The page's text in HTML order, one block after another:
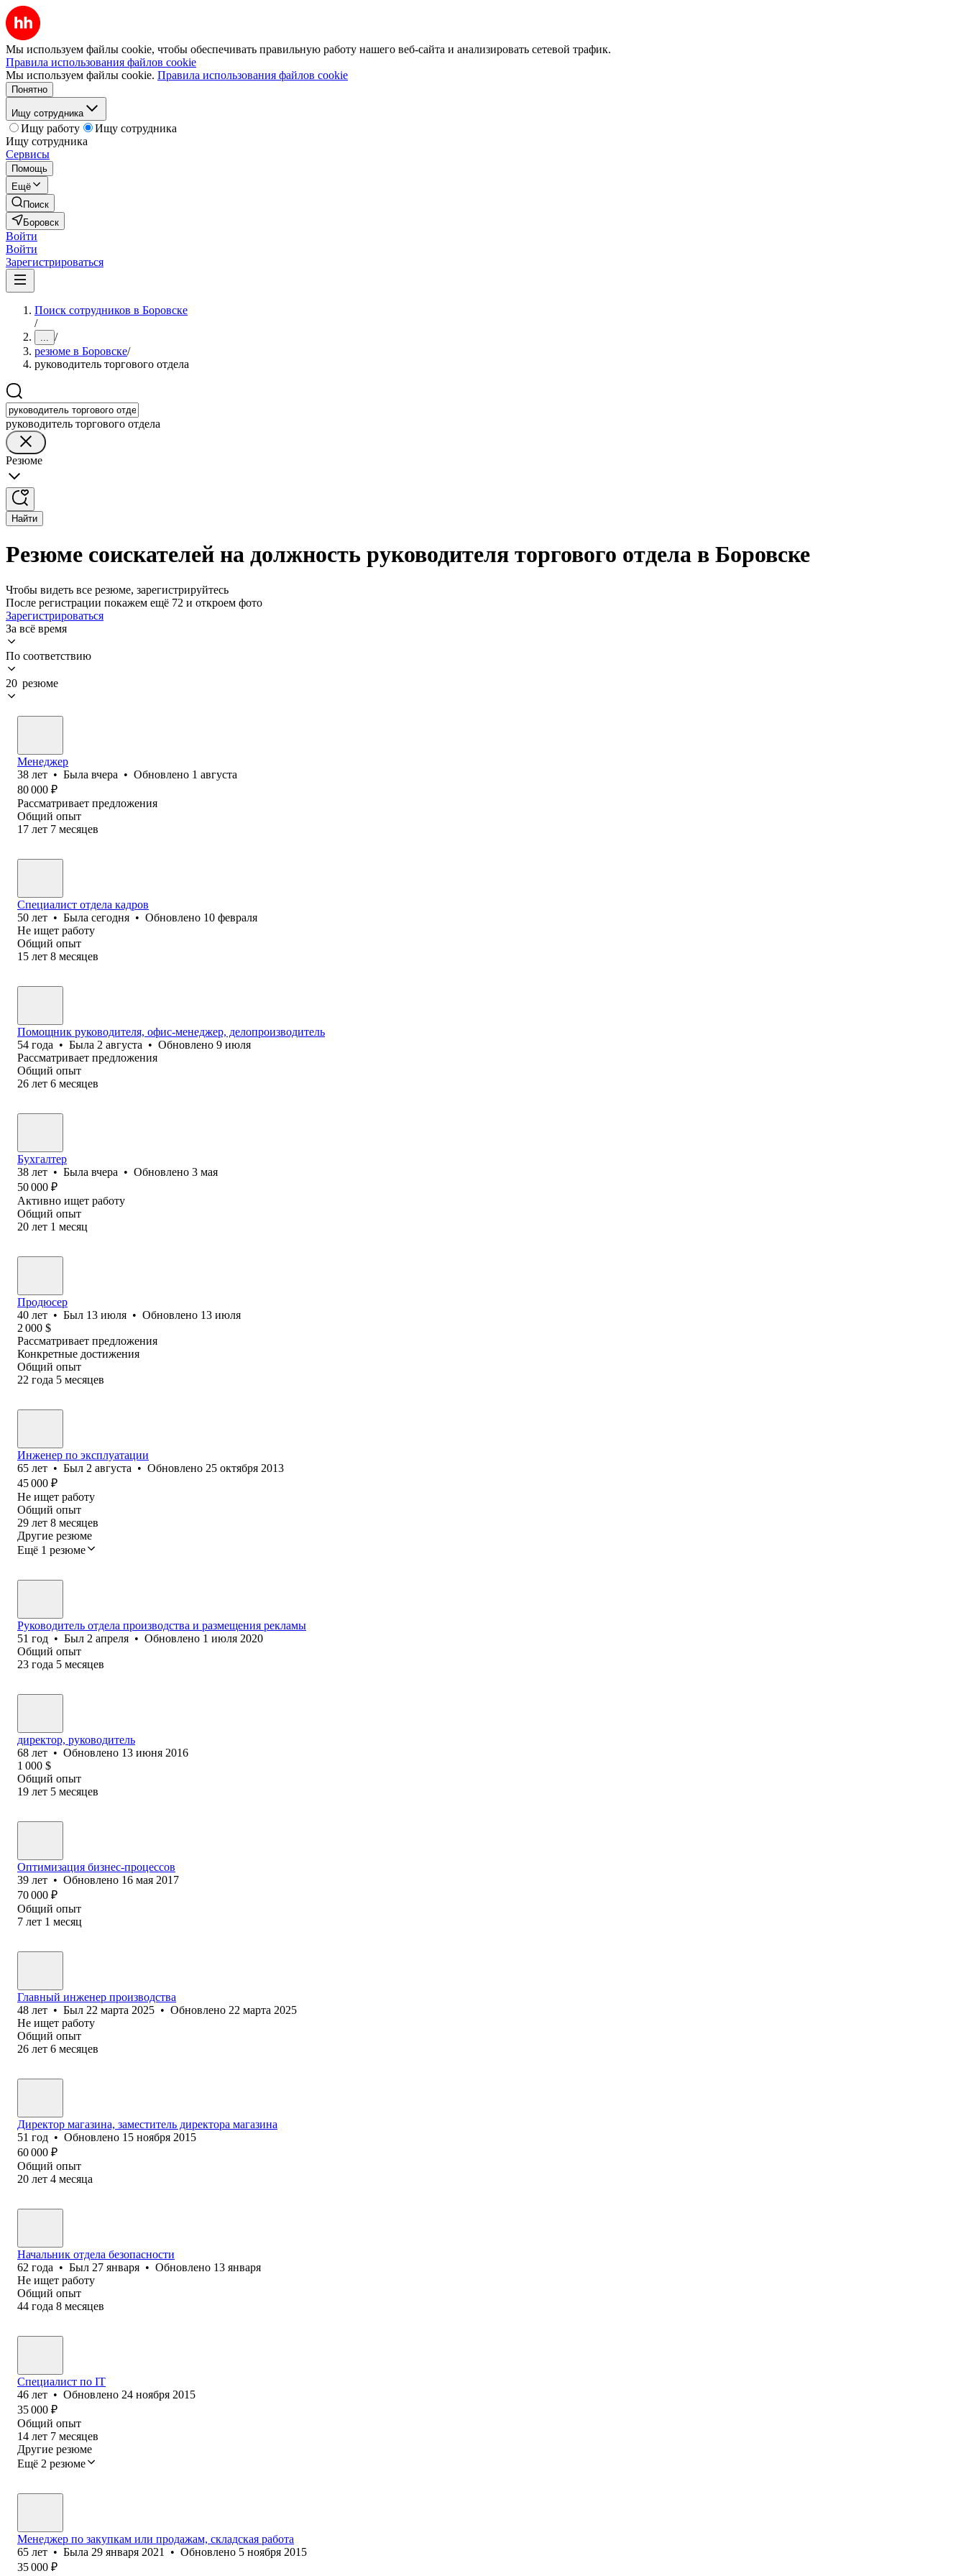
Мы используем файлы cookie, чтобы обеспечивать правильную работу нашего веб-сайта и анализировать сетевой трафик.
Правила использования файлов cookie
Мы используем файлы cookie. Правила использования файлов cookie
Понятно
Ищу сотрудника
Ищу работу
Ищу сотрудника
Ищу сотрудника
Сервисы
Помощь
Ещё
Поиск
Боровск
Войти
Войти
Зарегистрироваться
Поиск сотрудников в Боровске
/
... /
резюме в Боровске/
руководитель торгового отдела
руководитель торгового отдела
Резюме
Найти
Резюме соискателей на должность руководителя торгового отдела в Боровске
Чтобы видеть все резюме, зарегистрируйтесь
После регистрации покажем ещё 72 и откроем фото
Зарегистрироваться
За всё время
По соответствию
20 резюме
Менеджер
38 лет • Была вчера • Обновлено 1 августа
80 000 ₽
Рассматривает предложения
Общий опыт
17 лет 7 месяцев
Специалист отдела кадров
50 лет • Была сегодня • Обновлено 10 февраля
Не ищет работу
Общий опыт
15 лет 8 месяцев
Помощник руководителя, офис-менеджер, делопроизводитель
54 года • Была 2 августа • Обновлено 9 июля
Рассматривает предложения
Общий опыт
26 лет 6 месяцев
Бухгалтер
38 лет • Была вчера • Обновлено 3 мая
50 000 ₽
Активно ищет работу
Общий опыт
20 лет 1 месяц
Продюсер
40 лет • Был 13 июля • Обновлено 13 июля
2 000 $
Рассматривает предложения
Конкретные достижения
Общий опыт
22 года 5 месяцев
Инженер по эксплуатации
65 лет • Был 2 августа • Обновлено 25 октября 2013
45 000 ₽
Не ищет работу
Общий опыт
29 лет 8 месяцев
Другие резюме
Ещё 1 резюме
Руководитель отдела производства и размещения рекламы
51 год • Был 2 апреля • Обновлено 1 июля 2020
Общий опыт
23 года 5 месяцев
директор, руководитель
68 лет • Обновлено 13 июня 2016
1 000 $
Общий опыт
19 лет 5 месяцев
Оптимизация бизнес-процессов
39 лет • Обновлено 16 мая 2017
70 000 ₽
Общий опыт
7 лет 1 месяц
Главный инженер производства
48 лет • Был 22 марта 2025 • Обновлено 22 марта 2025
Не ищет работу
Общий опыт
26 лет 6 месяцев
Директор магазина, заместитель директора магазина
51 год • Обновлено 15 ноября 2015
60 000 ₽
Общий опыт
20 лет 4 месяца
Начальник отдела безопасности
62 года • Был 27 января • Обновлено 13 января
Не ищет работу
Общий опыт
44 года 8 месяцев
Специалист по IT
46 лет • Обновлено 24 ноября 2015
35 000 ₽
Общий опыт
14 лет 7 месяцев
Другие резюме
Ещё 2 резюме
Менеджер по закупкам или продажам, складская работа
65 лет • Была 29 января 2021 • Обновлено 5 ноября 2015
35 000 ₽